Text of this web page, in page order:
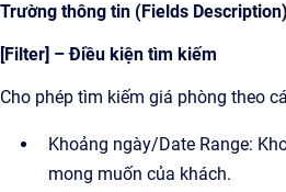
Trường thông tin (Fields Description)
[Filter] – Điều kiện tìm kiếm
Cho phép tìm kiếm giá phòng theo
Khoảng ngày/Date Range:
mong muốn của khách.